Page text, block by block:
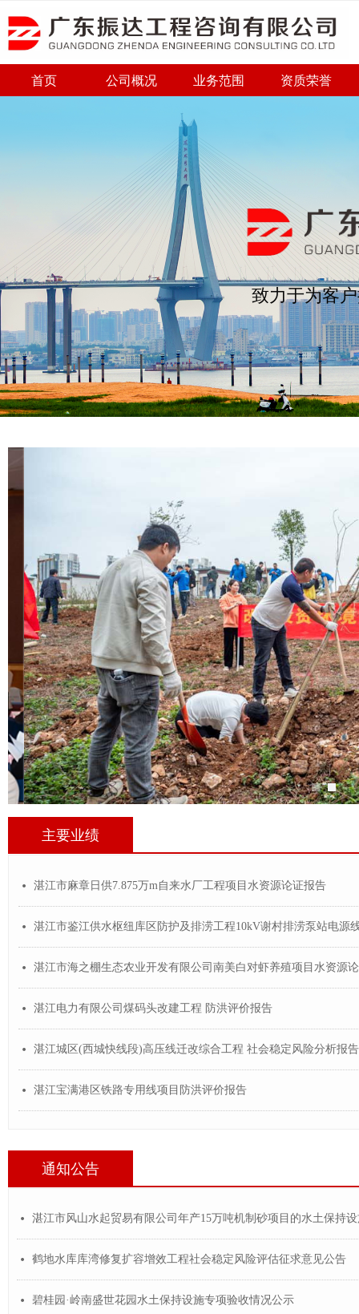
首页 公司概况 业务范围 资质荣誉
致力于为客
通知公告
넸 湛江市风山水起贸易有限公司年产15万吨机制砂项目的水土保持
넸 鹤地水库库湾修复扩容增效工程社会稳定风险评估征求意见公告
넸 碧桂园·岭南盛世花园水土保持设施专项验收情况公示
主要业绩
넸 湛江市麻章日供7.875万m自来水厂工程项目水资源论证报告
넸
넸
넸 湛江电力有限公司煤码头改建工程 防洪评价报告
넸 湛江城区(西城快线段)高压线迁改综合工程 社会稳定风险分析报告
넸 湛江宝满港区铁路专用线项目防洪评价报告